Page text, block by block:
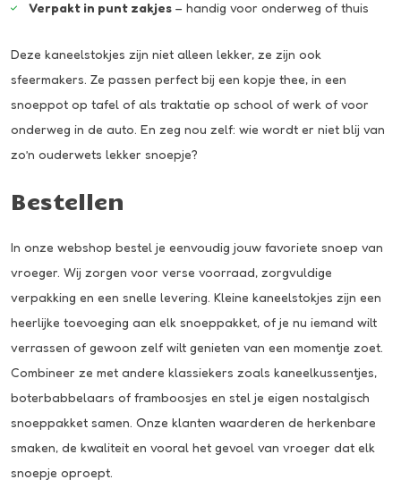
Verpakt in punt zakjes – handig voor onderweg of thuis
Deze kaneelstokjes zijn niet alleen lekker, ze zijn ook
sfeermakers. Ze passen perfect bij een kopje thee, in een
snoeppot op tafel of als traktatie op school of werk of voor
onderweg in de auto. En zeg nou zelf: wie wordt er niet blij van
zo’n ouderwets lekker snoepje?
Bestellen
In onze webshop bestel je eenvoudig jouw favoriete snoep van
vroeger. Wij zorgen voor verse voorraad, zorgvuldige
verpakking en een snelle levering. Kleine kaneelstokjes zijn een
heerlijke toevoeging aan elk snoeppakket, of je nu iemand wilt
verrassen of gewoon zelf wilt genieten van een momentje zoet.
Combineer ze met andere klassiekers zoals kaneelkussentjes,
boterbabbelaars of framboosjes en stel je eigen nostalgisch
snoeppakket samen. Onze klanten waarderen de herkenbare
smaken, de kwaliteit en vooral het gevoel van vroeger dat elk
snoepje oproept.